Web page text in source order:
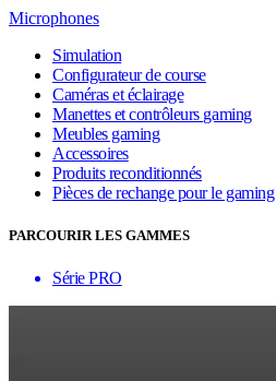
Microphones
Simulation
Configurateur de course
Caméras et éclairage
Manettes et contrôleurs gaming
Meubles gaming
Accessoires
Produits reconditionnés
Pièces de rechange pour le gaming
PARCOURIR LES GAMMES
Série PRO